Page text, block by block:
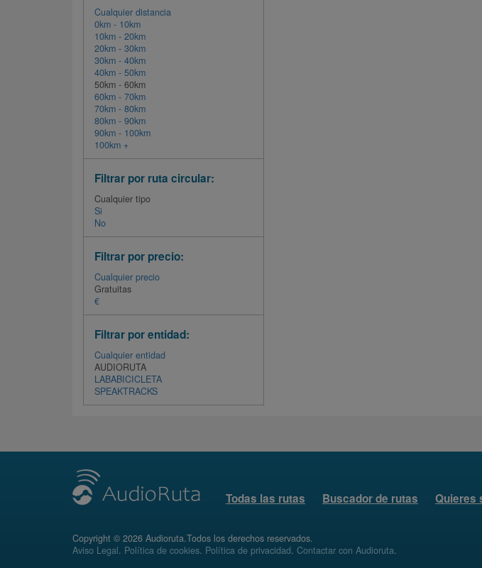
Cualquier distancia
0km - 10km
10km - 20km
20km - 30km
30km - 40km
40km - 50km
50km - 60km
60km - 70km
70km - 80km
80km - 90km
90km - 100km
100km +
Filtrar por ruta circular:
Cualquier tipo
Si
No
Filtrar por precio:
Cualquier precio
Gratuitas
€
Filtrar por entidad:
Cualquier entidad
AUDIORUTA
LABABICICLETA
SPEAKTRACKS
Todas las rutas Buscador de rutas Quieres
Copyright © 2026 Audioruta.Todos los derechos reservados.
Aviso Legal. Política de cookies. Política de privacidad. Contactar con Audioruta.